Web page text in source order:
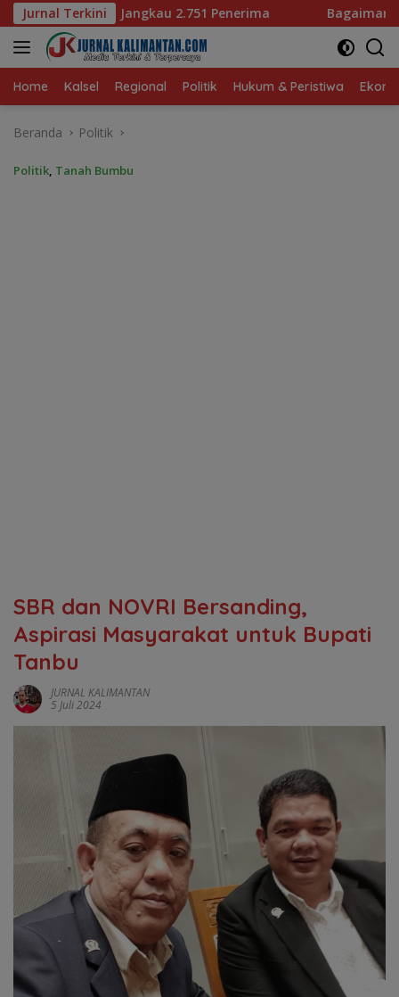
Langsung
ke
konten
Jurnal Terkini
Penerima Bagaimana KIP Hadapi Deepfake dan
Home Kalsel Regional Politik Hukum & Peristiwa
Beranda Politik
Politik, Tanah Bumbu
SBR dan NOVRI Bersanding,
Aspirasi Masyarakat untuk Bupati
Tanbu
JURNAL KALIMANTAN
5 Juli 2024